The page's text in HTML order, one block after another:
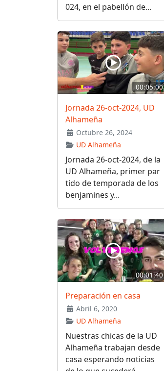
024, en el pabellón de...
00:05:00
Jornada 26-oct-2024, UD
Alhameña
Octubre 26, 2024
UD Alhameña
Jornada 26-oct-2024, de la
UD Alhameña, primer par
tido de temporada de los
benjamines y...
00:01:40
Preparación en casa
Abril 6, 2020
UD Alhameña
Nuestras chicas de la UD
Alhameña trabajan desde
casa esperando noticias